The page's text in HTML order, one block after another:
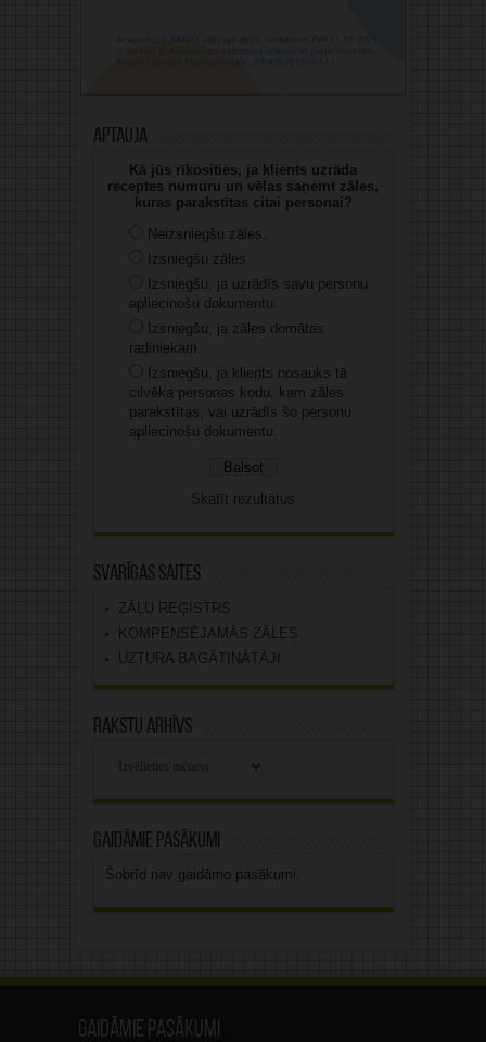
Aptauja
Kā jūs rīkosities, ja klients uzrāda
receptes numuru un vēlas saņemt zāles,
kuras parakstītas citai personai?
Neizsniegšu zāles.
Izsniegšu zāles.
Izsniegšu, ja uzrādīs savu personu
apliecinošu dokumentu.
Izsniegšu, ja zāles domātas
radiniekam.
Izsniegšu, ja klients nosauks tā
cilvēka personas kodu, kam zāles
parakstītas, vai uzrādīs šo personu
apliecinošu dokumentu.
Skatīt rezultātus
Svarīgas saites
ZĀĻU REĢISTRS
KOMPENSĒJAMĀS ZĀLES
UZTURA BAGĀTINĀTĀJI
Rakstu arhīvs
Gaidāmie pasākumi
Šobrīd nav gaidāmo pasākumi.
Gaidāmie pasākumi